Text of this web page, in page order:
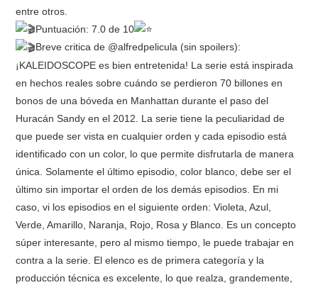
entre otros.
Puntuación: 7.0 de 10
Breve critica de @alfredpelicula (sin spoilers):
¡KALEIDOSCOPE es bien entretenida! La serie está inspirada
en hechos reales sobre cuándo se perdieron 70 billones en
bonos de una bóveda en Manhattan durante el paso del
Huracán Sandy en el 2012. La serie tiene la peculiaridad de
que puede ser vista en cualquier orden y cada episodio está
identificado con un color, lo que permite disfrutarla de manera
única. Solamente el último episodio, color blanco, debe ser el
último sin importar el orden de los demás episodios. En mi
caso, vi los episodios en el siguiente orden: Violeta, Azul,
Verde, Amarillo, Naranja, Rojo, Rosa y Blanco. Es un concepto
súper interesante, pero al mismo tiempo, le puede trabajar en
contra a la serie. El elenco es de primera categoría y la
producción técnica es excelente, lo que realza, grandemente,